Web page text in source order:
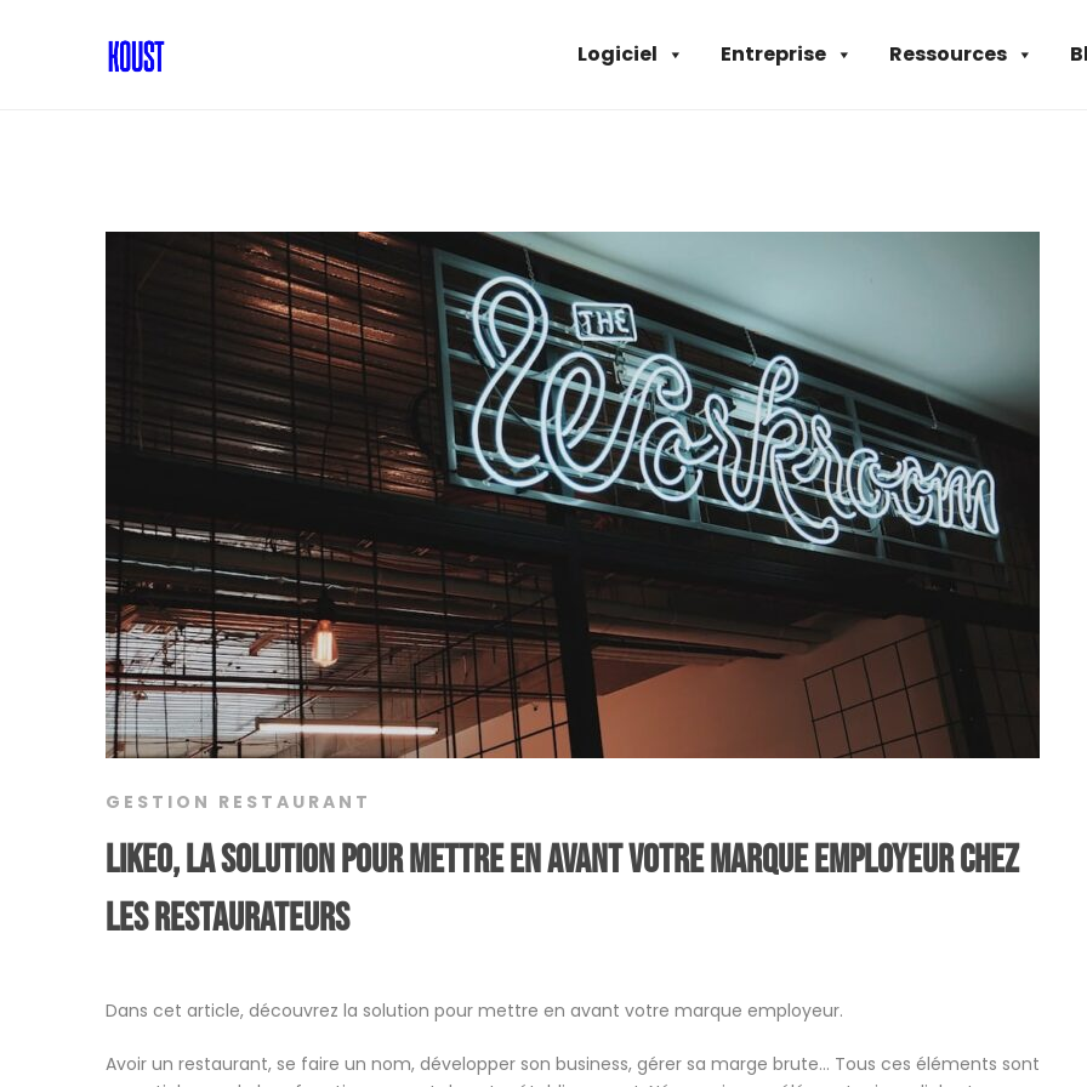
Ressources
Entreprise
Logiciel
GESTION RESTAURANT
Likeo, la solution pour mettre en avant votre marque employeur chez
les restaurateurs
Dans cet article, découvrez la solution pour mettre en avant votre marque employeur.
Avoir un restaurant, se faire un nom, développer son business, gérer sa marge brute… Tous ces éléments sont